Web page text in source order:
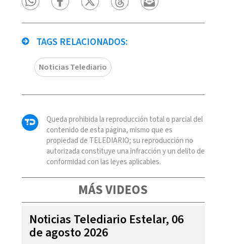
TAGS RELACIONADOS:
Noticias Telediario
Queda prohibida la reproducción total o parcial del
contenido de esta página, mismo que es
propiedad de TELEDIARIO; su reproducción no
autorizada constituye una infracción y un delito de
conformidad con las leyes aplicables.
MÁS VIDEOS
Noticias Telediario Estelar, 06
de agosto 2026